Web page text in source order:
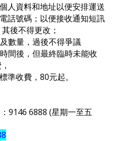
人資料和地址以便安排運送
話號碼；以便接收通知短訊
後不得更改；
數量，過後不得爭議
間後，但最終臨時未能收
收費，80元起。
6888 (星期一至五